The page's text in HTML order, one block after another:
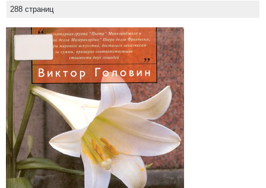
288 страниц